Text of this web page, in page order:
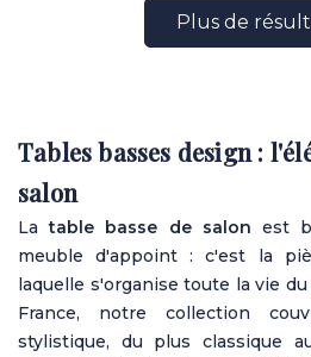
Plus de
Tables basses design :
salon
Latable basse de salon est
meuble d'appoint : c'est la
laquelle s'organise toute la vie
France, notre collection
stylistique, du plus classique